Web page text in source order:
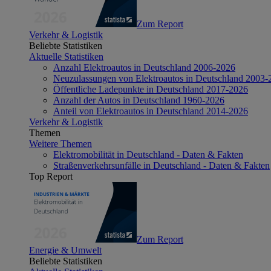
Zum Report
Verkehr & Logistik
Beliebte Statistiken
Aktuelle Statistiken
Anzahl Elektroautos in Deutschland 2006-2026
Neuzulassungen von Elektroautos in Deutschland 2003-
Öffentliche Ladepunkte in Deutschland 2017-2026
Anzahl der Autos in Deutschland 1960-2026
Anteil von Elektroautos in Deutschland 2014-2026
Verkehr & Logistik
Themen
Weitere Themen
Elektromobilität in Deutschland - Daten & Fakten
Straßenverkehrsunfälle in Deutschland - Daten & Fakten
Top Report
Zum Report
Energie & Umwelt
Beliebte Statistiken